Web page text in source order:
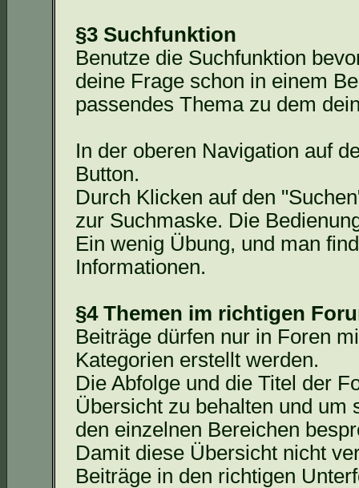
§3 Suchfunktion
Benutze die Suchfunktion
deine Frage schon in einem
passendes Thema zu dem
In der oberen Navigation auf
Button.
Durch Klicken auf den
zur Suchmaske. Die
Ein wenig Übung, und man
Informationen.
§4 Themen im richtigen
Beiträge dürfen nur in Foren
Kategorien erstellt werden.
Die Abfolge und die Titel der
Übersicht zu behalten und um
den einzelnen Bereichen
Damit diese Übersicht nicht
Beiträge in den richtigen